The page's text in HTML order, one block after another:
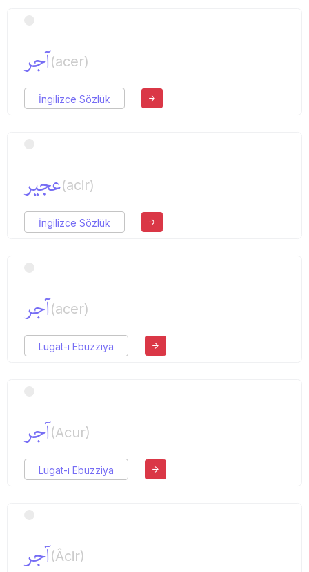
آجر(acer)
İngilizce Sözlük
عجیر(acir)
İngilizce Sözlük
آجر(acer)
Lugat-ı Ebuzziya
آجر(Acur)
Lugat-ı Ebuzziya
آجر(Âcir)